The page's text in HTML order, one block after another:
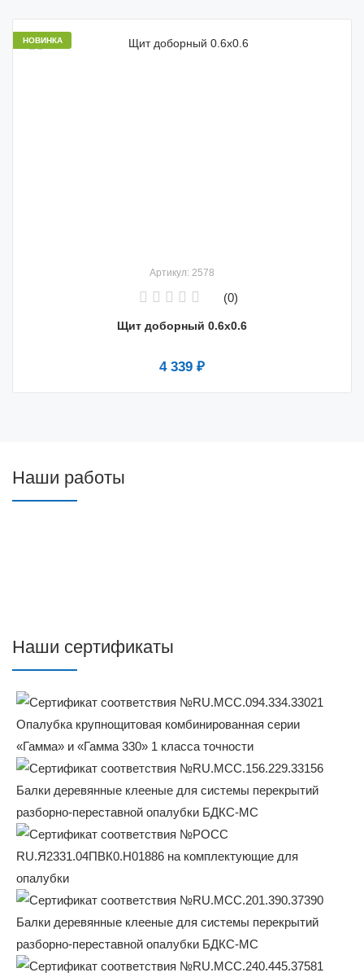
НОВИНКА
Артикул: 2578
(0)
Щит доборный 0.6x0.6
4 339 ₽
Наши работы
Наши сертификаты